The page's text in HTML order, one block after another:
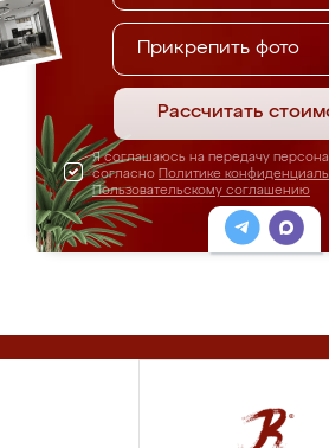
Прикрепить фото
Рассчитать
Я соглашаюсь на передачу
согласно Политике
Пользовательскому соглашению